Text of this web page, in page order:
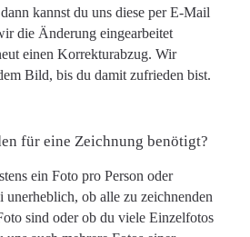
kannst du uns diese per E-Mail
die Änderung eingearbeitet
einen Korrekturabzug. Wir
Bild, bis du damit zufrieden bist.
für eine Zeichnung benötigt?
ein Foto pro Person oder
unerheblich, ob alle zu zeichnenden
sind oder ob du viele Einzelfotos